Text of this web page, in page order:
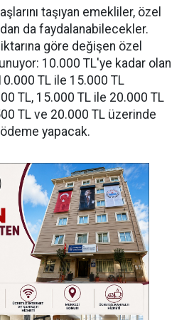
taşıyan emekliler, özel
da faydalanabilecekler.
göre değişen özel
10.000 TL'ye kadar olan
TL ile 15.000 TL
TL, 15.000 TL ile 20.000 TL
TL ve 20.000 TL üzerinde
yapacak.